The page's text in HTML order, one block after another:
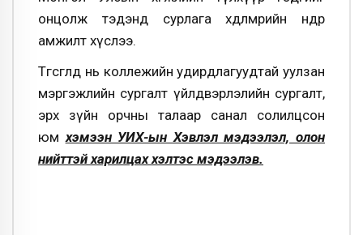
онцолж тэдэнд сурлага хөдөлмөрийн өндөр
амжилт хүслээ.
Төгсгөлд нь коллежийн удирдлагуудтай уулзан
мэргэжлийн сургалт үйлдвэрлэлийн сургалт,
эрх зүйн орчны талаар санал солилцсон
юмхэмээн УИХ-ын Хэвлэл мэдээлэл, олон
нийттэй харилцах хэлтэс мэдээлэв.